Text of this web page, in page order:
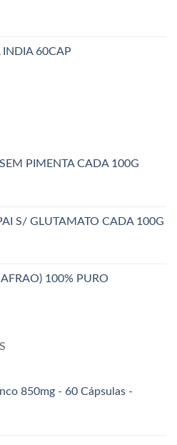
60CAP
PIMENTA CADA 100G
S/ GLUTAMATO CADA 100G
100% PURO
850mg - 60 Cápsulas -